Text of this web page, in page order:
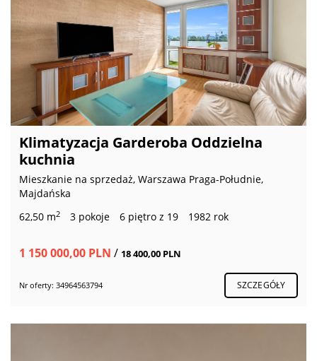
Klimatyzacja Garderoba Oddzielna
kuchnia
Mieszkanie na sprzedaż, Warszawa Praga-Południe,
Majdańska
62,50 m2 3 pokoje 6 piętro z 19 1982 rok
1 150 000,00 PLN / 18 400,00 PLN
Nr oferty: 34964563794 SZCZEGÓŁY